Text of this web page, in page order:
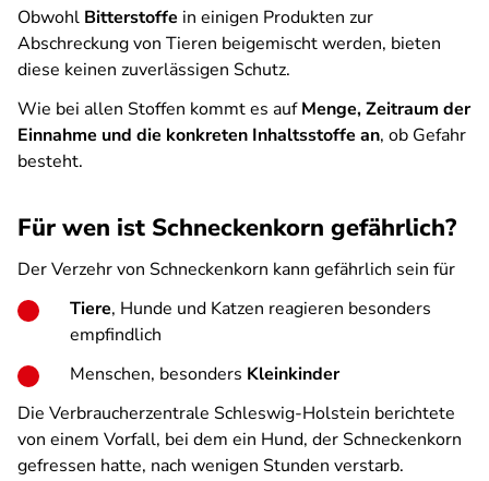
Obwohl Bitterstoffe in einigen Produkten zur
Abschreckung von Tieren beigemischt werden, bieten
diese keinen zuverlässigen Schutz.
Wie bei allen Stoffen kommt es aufMenge, Zeitraum der
Einnahme und die konkreten Inhaltsstoffe an, ob Gefahr
besteht.
Für wen ist Schneckenkorn gefährlich?
Der Verzehr von Schneckenkorn kann gefährlich sein für
Tiere, Hunde und Katzen reagieren besonders
empfindlich
Menschen, besonders Kleinkinder
Die Verbraucherzentrale Schleswig-Holstein berichtete
von einem Vorfall, bei dem ein Hund, der Schneckenkorn
gefressen hatte, nach wenigen Stunden verstarb.